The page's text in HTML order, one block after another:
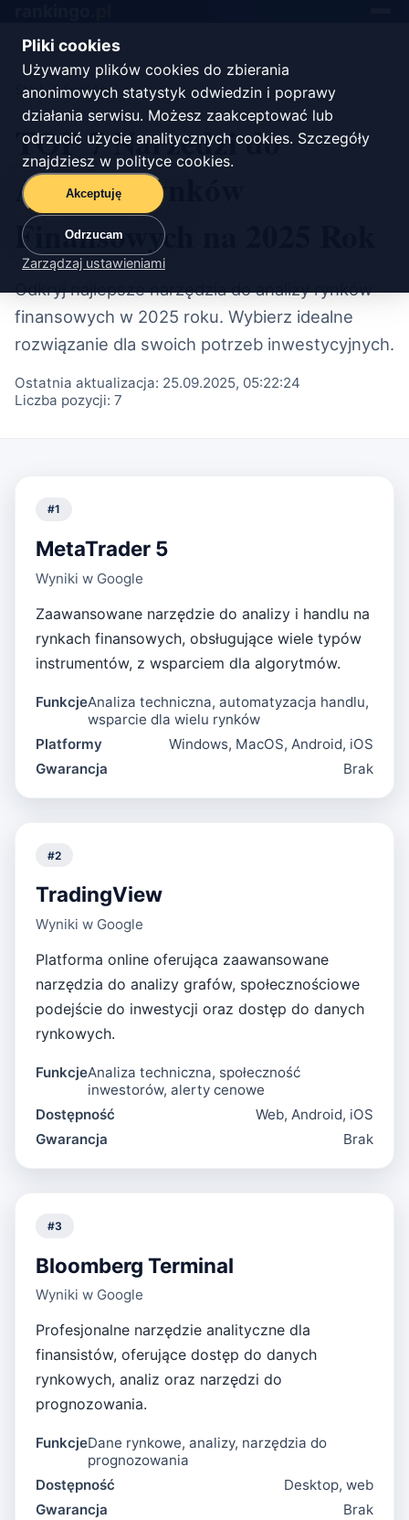
Pliki cookies
Używamy plików cookies do zbierania
anonimowych statystyk odwiedzin i poprawy
działania serwisu. Możesz zaakceptować lub
odrzucić użycie analitycznych cookies. Szczegóły
znajdziesz w polityce cookies.
Akceptuję
Odrzucam
Zarządzaj ustawieniami
Start/finanse
TOP 7 Narzędzi do
Analizy Rynków
Finansowych na 2025 Rok
Odkryj najlepsze narzędzia do analizy rynków
finansowych w 2025 roku. Wybierz idealne
rozwiązanie dla swoich potrzeb inwestycyjnych.
Ostatnia aktualizacja: 25.09.2025, 05:22:24
Liczba pozycji: 7
#1
MetaTrader 5
Wyniki w Google
Zaawansowane narzędzie do analizy i handlu na
rynkach finansowych, obsługujące wiele typów
instrumentów, z wsparciem dla algorytmów.
FunkcjeAnaliza techniczna, automatyzacja handlu,
wsparcie dla wielu rynków
Platformy
Windows, MacOS, Android, iOS
Gwarancja
Brak
#2
TradingView
Wyniki w Google
Platforma online oferująca zaawansowane
narzędzia do analizy grafów, społecznościowe
podejście do inwestycji oraz dostęp do danych
rynkowych.
FunkcjeAnaliza techniczna, społeczność
inwestorów, alerty cenowe
Dostępność
Web, Android, iOS
Gwarancja
Brak
#3
Bloomberg Terminal
Wyniki w Google
Profesjonalne narzędzie analityczne dla
finansistów, oferujące dostęp do danych
rynkowych, analiz oraz narzędzi do
prognozowania.
FunkcjeDane rynkowe, analizy, narzędzia do
prognozowania
Dostępność
Desktop, web
Gwarancja
Brak